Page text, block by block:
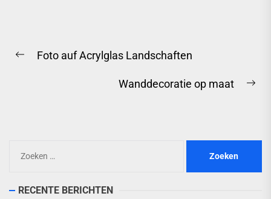
Previous
Foto auf Acrylglas Landschaften
Wanddecoratie op maat
naar:
RECENTE BERICHTEN